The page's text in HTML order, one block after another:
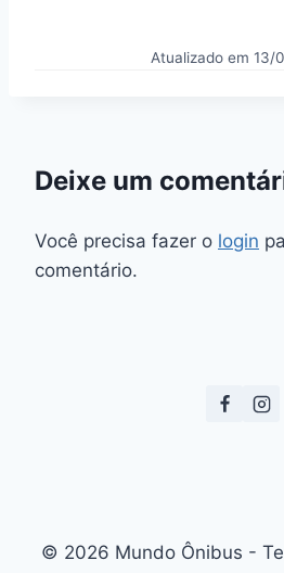
Atualizado em 13/
Deixe um
Você precisa fazer o login
comentário.
© 2026 Mundo Ônibus -